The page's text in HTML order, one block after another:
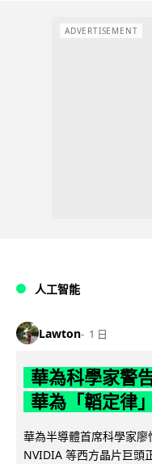
ADVERTISEMENT
人工智能
Lawton 1 日
華為科學家警
華為「韜定律
華為半導體首席科學家
NVIDIA 等西方晶片巨頭